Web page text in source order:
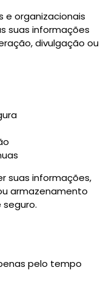
organizacionais
suas informações
divulgação ou
suas informações,
armazenamento
pelo tempo